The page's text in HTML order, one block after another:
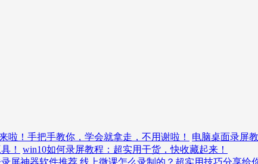
啦！手把手教你，学会就拿走，不用谢啦！ 电脑桌面录屏
！
win10如何录屏教程：超实用干货，快收藏起来！
屏神器软件推荐 线上微课怎么录制的？超实用技巧分享给